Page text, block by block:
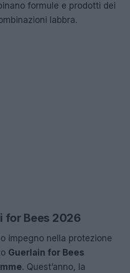
formule e prodotti dei
labbra.
for Bees 2026
impegno nella protezione
Guerlain for Bees
. Quest’anno, la